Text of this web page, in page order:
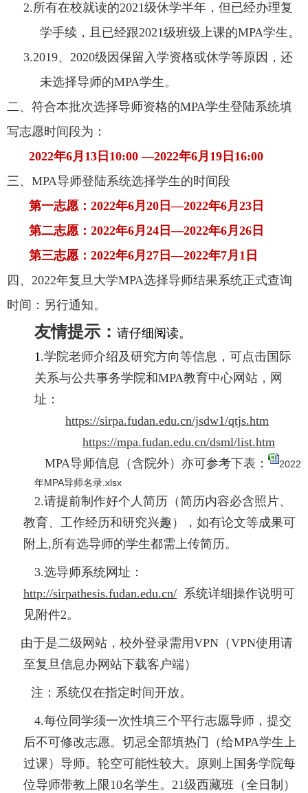
2.所有在校就读的2021级休学半年，但已经办理复
学手续，且已经跟2021级班级上课的MPA学生。
3.2019、2020级因保留入学资格或休学等原因，还
未选择导师的MPA学生。
二、符合本批次选择导师资格的MPA学生登陆系统填
写志愿时间段为：
2022年6月13日10:00 —2022年6月19日16:00
三、MPA导师登陆系统选择学生的时间段
第一志愿：2022年6月20日—2022年6月23日
第二志愿：2022年6月24日—2022年6月26日
第三志愿：2022年6月27日—2022年7月1日
四、2022年复旦大学MPA选择导师结果系统正式查询
时间：另行通知。
友情提示： 请仔细阅读。
1.学院老师介绍及研究方向等信息，可点击国际
关系与公共事务学院和MPA教育中心网站，网
址：
https://sirpa.fudan.edu.cn/jsdw1/qtjs.htm
https://mpa.fudan.edu.cn/dsml/list.htm
MPA导师信息（含院外）亦可参考下表：
2022
年MPA导师名录.xlsx
2.请提前制作好个人简历（简历内容必含照片、
教育、工作经历和研究兴趣），如有论文等成果可
附上,所有选导师的学生都需上传简历。
3.选导师系统网址：
http://sirpathesis.fudan.edu.cn/ 系统详细操作说明可
见附件2。
由于是二级网站，校外登录需用VPN（VPN使用请
至复旦信息办网站下载客户端）
注：系统仅在指定时间开放。
4.每位同学须一次性填三个平行志愿导师，提交
后不可修改志愿。切忌全部填热门（给MPA学生上
过课）导师。轮空可能性较大。原则上国务学院每
位导师带教上限10名学生。21级西藏班（全日制）